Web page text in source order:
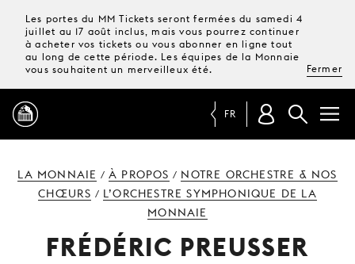
Les portes du MM Tickets seront fermées du samedi 4
juillet au 17 août inclus, mais vous pourrez continuer
à acheter vos tickets ou vous abonner en ligne tout
au long de cette période. Les équipes de la Monnaie
vous souhaitent un merveilleux été.
Fermer
MAGAZINE
FR
LA MONNAIE /À PROPOS / NOTRE ORCHESTRE & NOS
CHŒURS / L’ORCHESTRE SYMPHONIQUE DE LA
MONNAIE
FRÉDÉRIC PREUSSER